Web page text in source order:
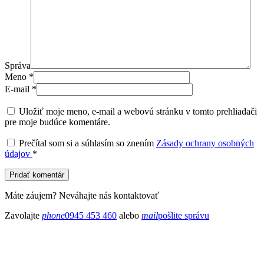
Správa
Meno *
E-mail *
Uložiť moje meno, e-mail a webovú stránku v tomto prehliadači
pre moje budúce komentáre.
Prečítal som si a súhlasím so znením Zásady ochrany osobných
údajov *
Pridať komentár
Máte záujem? Neváhajte nás kontaktovať
Zavolajte phone0945 453 460 alebo mailpošlite správu